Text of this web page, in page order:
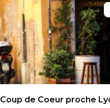
Coup de Coeur proche